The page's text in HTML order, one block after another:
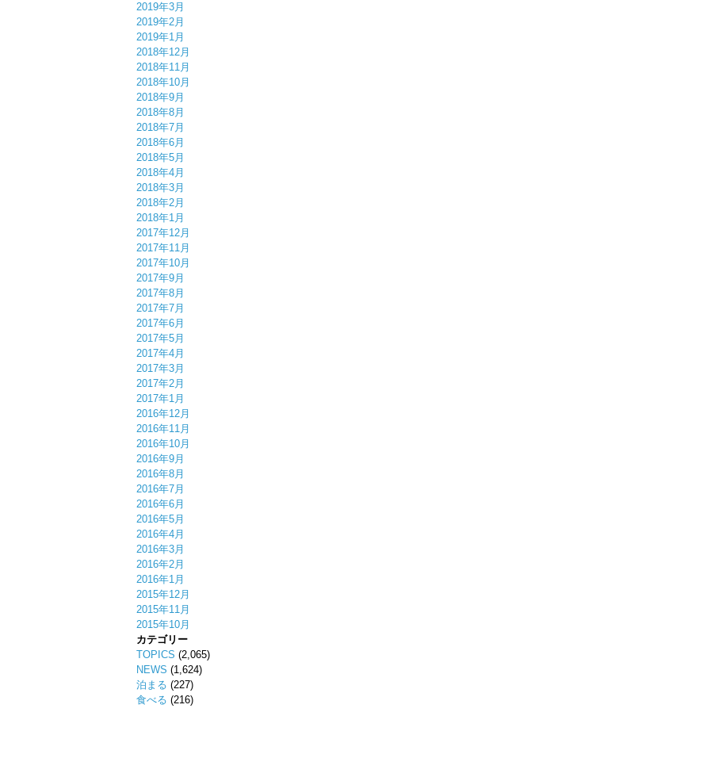
2019年3月
2019年2月
2019年1月
2018年12月
2018年11月
2018年10月
2018年9月
2018年8月
2018年7月
2018年6月
2018年5月
2018年4月
2018年3月
2018年2月
2018年1月
2017年12月
2017年11月
2017年10月
2017年9月
2017年8月
2017年7月
2017年6月
2017年5月
2017年4月
2017年3月
2017年2月
2017年1月
2016年12月
2016年11月
2016年10月
2016年9月
2016年8月
2016年7月
2016年6月
2016年5月
2016年4月
2016年3月
2016年2月
2016年1月
2015年12月
2015年11月
2015年10月
カテゴリー
TOPICS (2,065)
NEWS (1,624)
泊まる (227)
食べる (216)